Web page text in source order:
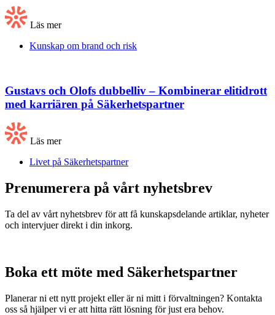
Läs mer
Kunskap om brand och risk
Gustavs och Olofs dubbelliv – Kombinerar elitidrott
med karriären på Säkerhetspartner
Läs mer
Livet på Säkerhetspartner
Prenumerera på vårt nyhetsbrev
Ta del av vårt nyhetsbrev för att få kunskapsdelande artiklar, nyheter
och intervjuer direkt i din inkorg.
Boka ett möte med Säkerhetspartner
Planerar ni ett nytt projekt eller är ni mitt i förvaltningen? Kontakta
oss så hjälper vi er att hitta rätt lösning för just era behov.